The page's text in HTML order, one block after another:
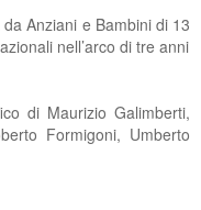
Anziani e Bambini di 13
nell’arco di tre anni
di Maurizio Galimberti,
Formigoni, Umberto